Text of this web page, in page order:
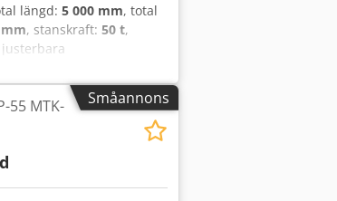
längd: 5 000 mm, total
, stanskraft: 50 t,
inställningen)
Maskinen
Stansen fungerar
Småannons
55 MTK-